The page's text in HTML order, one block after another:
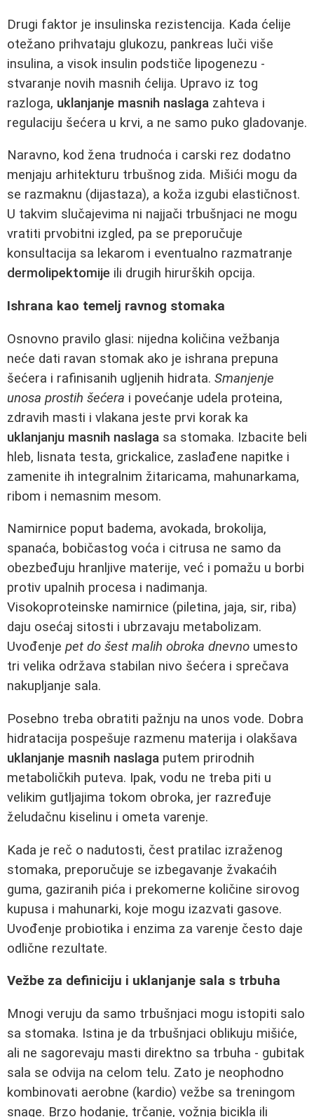
Drugi faktor je insulinska rezistencija. Kada ćelije
otežano prihvataju glukozu, pankreas luči više
insulina, a visok insulin podstiče lipogenezu -
stvaranje novih masnih ćelija. Upravo iz tog
razloga, uklanjanje masnih naslaga zahteva i
regulaciju šećera u krvi, a ne samo puko gladovanje.
Naravno, kod žena trudnoća i carski rez dodatno
menjaju arhitekturu trbušnog zida. Mišići mogu da
se razmaknu (dijastaza), a koža izgubi elastičnost.
U takvim slučajevima ni najjači trbušnjaci ne mogu
vratiti prvobitni izgled, pa se preporučuje
konsultacija sa lekarom i eventualno razmatranje
dermolipektomije ili drugih hirurških opcija.
Ishrana kao temelj ravnog stomaka
Osnovno pravilo glasi: nijedna količina vežbanja
neće dati ravan stomak ako je ishrana prepuna
šećera i rafinisanih ugljenih hidrata. Smanjenje
unosa prostih šećera i povećanje udela proteina,
zdravih masti i vlakana jeste prvi korak ka
uklanjanju masnih naslaga sa stomaka. Izbacite beli
hleb, lisnata testa, grickalice, zaslađene napitke i
zamenite ih integralnim žitaricama, mahunarkama,
ribom i nemasnim mesom.
Namirnice poput badema, avokada, brokolija,
spanaća, bobičastog voća i citrusa ne samo da
obezbeđuju hranljive materije, već i pomažu u borbi
protiv upalnih procesa i nadimanja.
Visokoproteinske namirnice (piletina, jaja, sir, riba)
daju osećaj sitosti i ubrzavaju metabolizam.
Uvođenje pet do šest malih obroka dnevno umesto
tri velika održava stabilan nivo šećera i sprečava
nakupljanje sala.
Posebno treba obratiti pažnju na unos vode. Dobra
hidratacija pospešuje razmenu materija i olakšava
uklanjanje masnih naslaga putem prirodnih
metaboličkih puteva. Ipak, vodu ne treba piti u
velikim gutljajima tokom obroka, jer razređuje
želudačnu kiselinu i ometa varenje.
Kada je reč o nadutosti, čest pratilac izraženog
stomaka, preporučuje se izbegavanje žvakaćih
guma, gaziranih pića i prekomerne količine sirovog
kupusa i mahunarki, koje mogu izazvati gasove.
Uvođenje probiotika i enzima za varenje često daje
odlične rezultate.
Vežbe za definiciju i uklanjanje sala s trbuha
Mnogi veruju da samo trbušnjaci mogu istopiti salo
sa stomaka. Istina je da trbušnjaci oblikuju mišiće,
ali ne sagorevaju masti direktno sa trbuha - gubitak
sala se odvija na celom telu. Zato je neophodno
kombinovati aerobne (kardio) vežbe sa treningom
snage. Brzo hodanje, trčanje, vožnja bicikla ili